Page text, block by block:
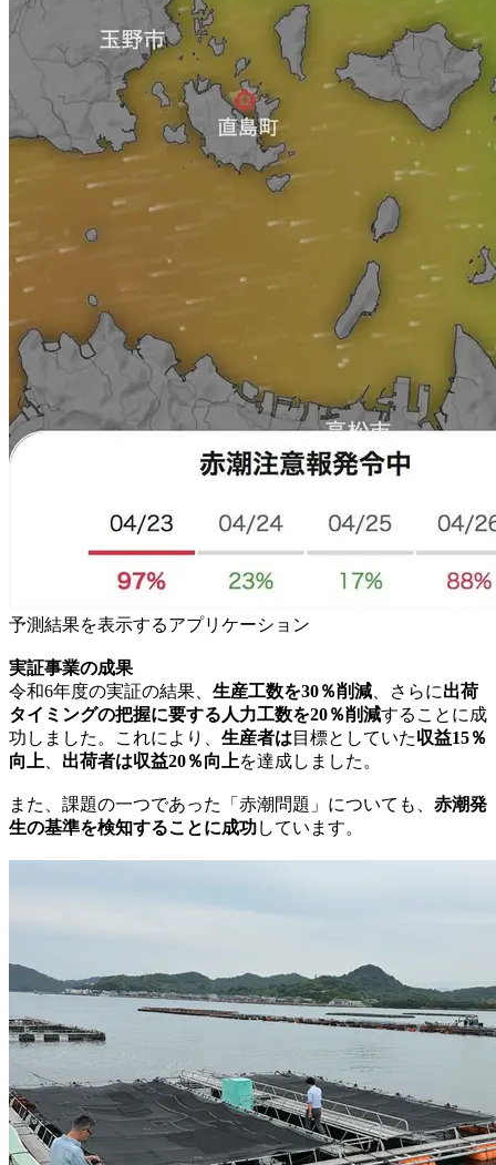
予測結果を表示するアプリケーション
実証事業の成果
令和6年度の実証の結果、 生産工数を30％削減 、さらに出荷
タイミングの把握に要する人力工数を20％削減することに成
功しました。これにより、 生産者は 目標としていた収益15％
向上
出荷者は収益20％向上を達成しました。
また、課題の一つであった「赤潮問題」についても、 赤潮発
生の基準を検知することに成功しています。